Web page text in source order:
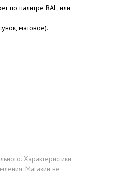
по палитре RAL, или
матовое).
Характеристики
Магазин не